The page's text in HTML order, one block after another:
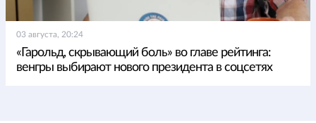
03 августа, 20:24
«Гарольд, скрывающий боль» во главе рейтинга:
венгры выбирают нового президента в соцсетях